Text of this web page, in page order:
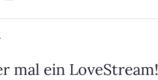
mal ein LoveStream!